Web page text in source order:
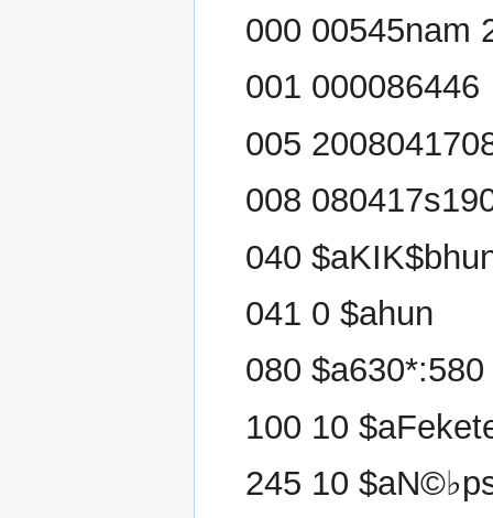
000 00545nam
001 000086446
005
008
040
041 0 $ahun
080 $a630*:580
100 10
245 10